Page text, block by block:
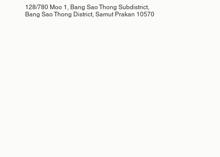
128/780 Moo 1, Bang Sao Thong Subdistrict,
Bang Sao Thong District, Samut Prakan 10570